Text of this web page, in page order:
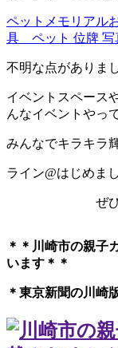
ペットメモリアル
具 ペット 位牌 写
不明な点がありま
イベントスペース
んなイベントやっ
みんなでキラキラ
ライン@はじめま
ぜ
＊＊川崎市の親子
います＊＊
＊東京新聞の川崎